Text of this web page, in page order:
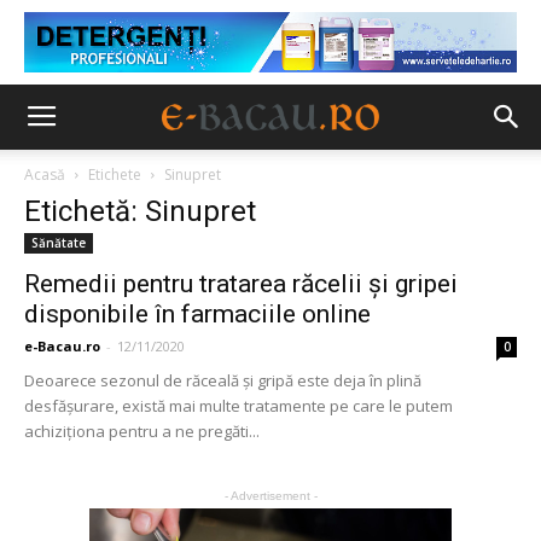
Acasă Etichete Sinupret
Etichetă: Sinupret
Sănătate
Remedii pentru tratarea răcelii și gripei
disponibile în farmaciile online
e-Bacau.ro - 12/11/2020 0
Deoarece sezonul de răceală și gripă este deja în plină
desfășurare, există mai multe tratamente pe care le putem
achiziționa pentru a ne pregăti...
- Advertisement -